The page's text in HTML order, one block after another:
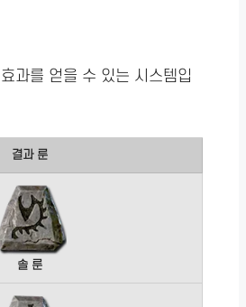
과를 얻을 수 있는 시스템입
결과 룬
솔 룬